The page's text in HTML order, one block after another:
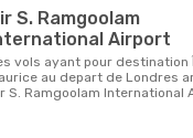
Airport
au depart de Londres
S. Ramgoolam International